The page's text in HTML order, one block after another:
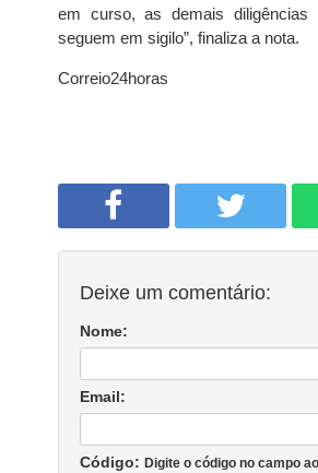
em curso, as demais diligências
seguem em sigilo”, finaliza a nota.
Correio24horas
Deixe um comentário:
Nome:
Email:
Código: Digite o código no campo